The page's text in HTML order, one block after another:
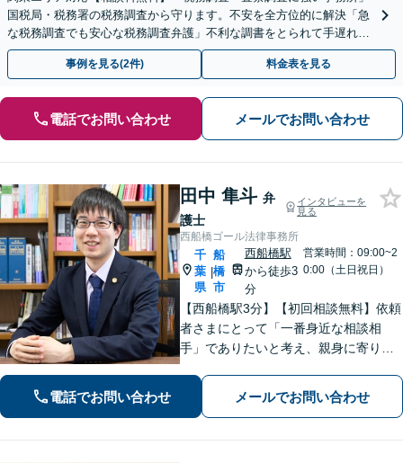
国税局・税務署の税務調査から守ります。不安を全方位的に解決「急
な税務調査でも安心な税務調査弁護」不利な調書をとられて手遅れに
なる前にご相談を
事例を見る(2件) 料金表を見る
電話でお問い合わせ メールでお問い合わせ
田中 隼斗 弁
護士
インタビューを
見る
西船橋ゴール法律事務所
千
葉
県
|
船
橋
市
西船橋駅
から徒歩3
分
営業時間：09:00~2
0:00（土日祝日）
【西船橋駅3分】【初回相談無料】依頼
者さまにとって「一番身近な相談相
手」でありたいと考え、親身に寄り添
す。おひとりで悩まず、弁護士にご相
談ください。前向きな一歩を踏み出せ
電話でお問い合わせ メールでお問い合わせ